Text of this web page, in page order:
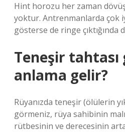
Hint horozu her zaman
yoktur. Antrenmanlarda çok
gösterse de ringe çıktığında
Teneşir
anlama gelir?
Rüyanızda teneşir (ölülerin
görmeniz, rüya sahibinin
rütbesinin ve derecesinin